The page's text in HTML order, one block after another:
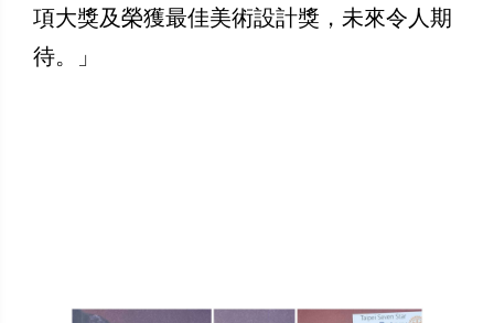
項大獎及榮獲最佳美術設計獎，未來令人期
待。」